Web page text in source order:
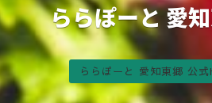
ららぽーと 愛
ららぽーと 愛知東郷 公式